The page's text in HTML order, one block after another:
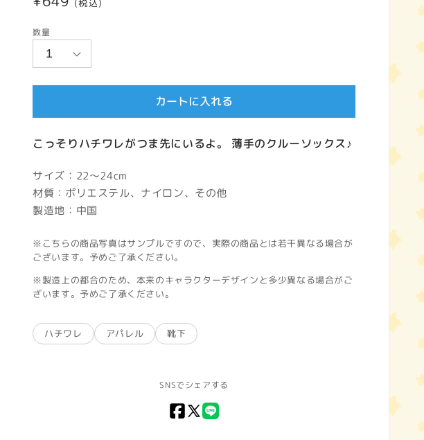
価
格
(税込)
数量
カートに入れる
こっそりハチワレがつま先にいるよ。 薄手のクルーソックス♪
サイズ：22～24cm
材質：ポリエステル、ナイロン、その他
製造地：中国
※こちらの商品写真はサンプルですので、実際の商品とは若干異なる場合が
ございます。予めご了承ください。
※製造上の都合のため、本来のキャラクターデザインと多少異なる場合がご
ざいます。予めご了承ください。
ハチワレ アパレル 靴下
SNSでシェアする
Facebook
X